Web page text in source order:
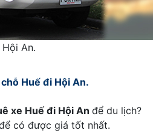
An.
Huế đi Hội An.
xe Huế đi Hội An để du lịch?
có được giá tốt nhất.